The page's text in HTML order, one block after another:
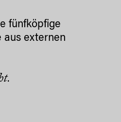
fünfköpfige
aus externen
.